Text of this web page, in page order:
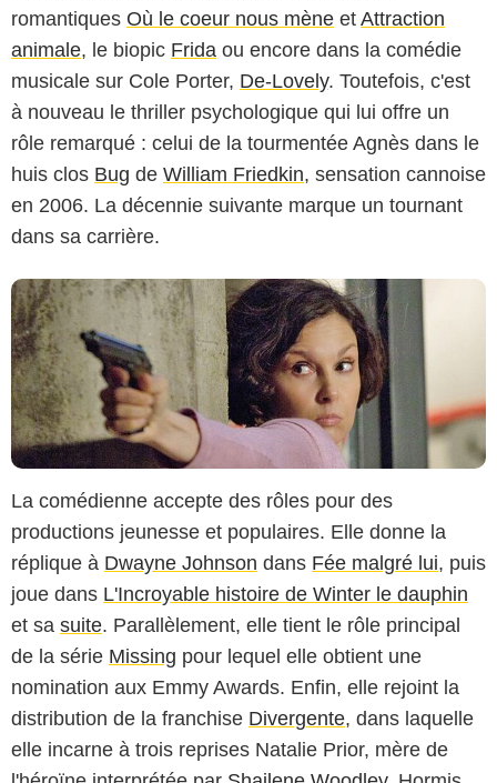
romantiques Où le coeur nous mène et Attraction
animale, le biopic Frida ou encore dans la comédie
musicale sur Cole Porter, De-Lovely. Toutefois, c'est
à nouveau le thriller psychologique qui lui offre un
rôle remarqué : celui de la tourmentée Agnès dans le
huis clos Bug de William Friedkin, sensation cannoise
en 2006. La décennie suivante marque un tournant
dans sa carrière.
La comédienne accepte des rôles pour des
productions jeunesse et populaires. Elle donne la
réplique à Dwayne Johnson dans Fée malgré lui, puis
joue dans L'Incroyable histoire de Winter le dauphin
et sa suite. Parallèlement, elle tient le rôle principal
de la série Missing pour lequel elle obtient une
nomination aux Emmy Awards. Enfin, elle rejoint la
distribution de la franchise Divergente, dans laquelle
elle incarne à trois reprises Natalie Prior, mère de